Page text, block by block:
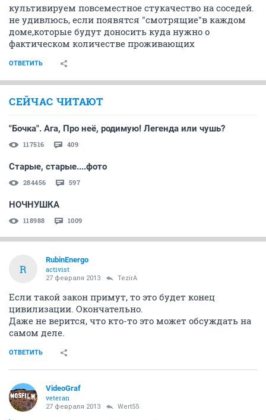
культивируем повсеместное стукачество на соседей.
не удивлюсь, если появятся "смотрящие"в каждом
доме,которые будут доносить куда нужно о
фактическом количестве проживающих
ОТВЕТИТЬ
СЕЙЧАС ЧИТАЮТ
"Бочка". Ага, Про неё, родимую! Легенда или чушь?
117516 409
Старые, старые....фото
284456 597
НОЧНУШКА
118988 1009
R
RubinEnergo
activist
27 февраля 2013 TezirA
Если такой закон примут, то это будет конец
цивилизации. Окончательно.
Даже не верится, что кто-то это может обсуждать на
самом деле.
ОТВЕТИТЬ
VideoGraf
veteran
27 февраля 2013 Wert55